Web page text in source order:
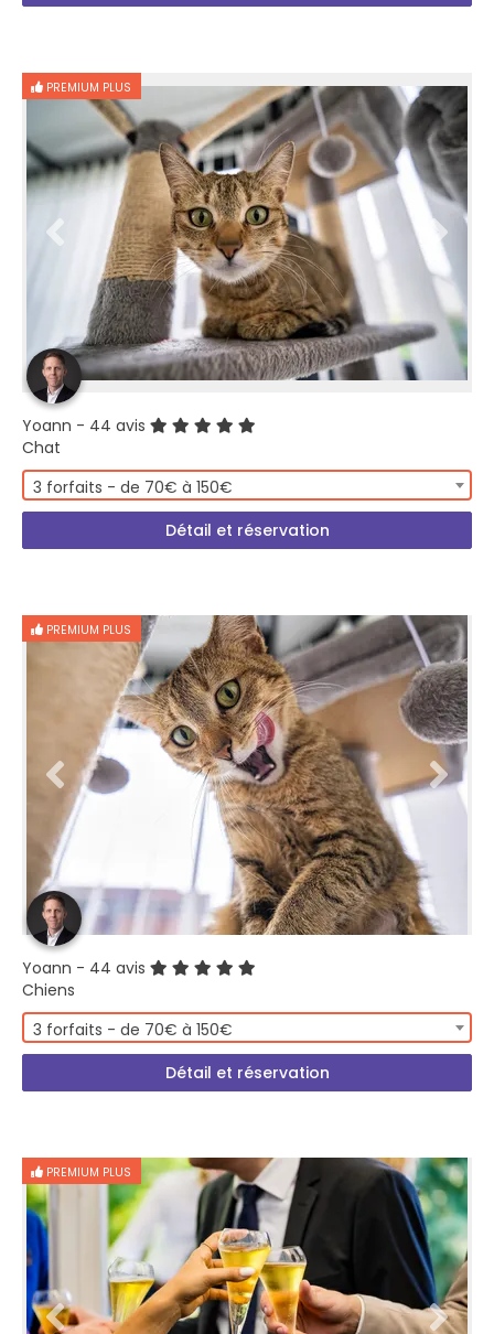
PREMIUM PLUS
Yoann - 44 avis
Chat
3 forfaits - de 70€ à 150€
Détail et réservation
PREMIUM PLUS
Yoann - 44 avis
Chiens
3 forfaits - de 70€ à 150€
Détail et réservation
PREMIUM PLUS